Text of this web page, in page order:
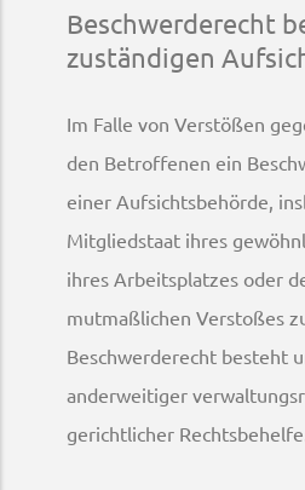
Beschwerderecht
zuständigen
Im Falle von Verstößen
den Betroffenen ein
einer Aufsichtsbehörde,
Mitgliedstaat ihres
ihres Arbeitsplatzes oder
mutmaßlichen Verstoßes
Beschwerderecht besteht
anderweitiger
gerichtlicher